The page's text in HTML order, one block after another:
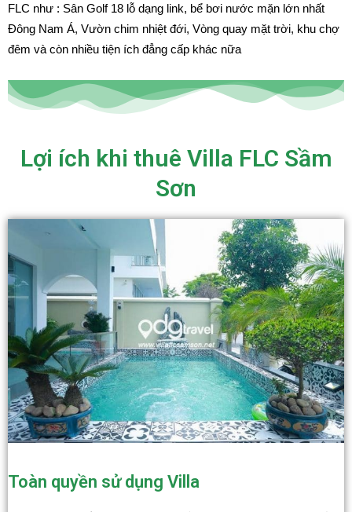
FLC như : Sân Golf 18 lỗ dạng link, bể bơi nước mặn lớn nhất
Đông Nam Á, Vườn chim nhiệt đới, Vòng quay mặt trời, khu chợ
đêm và còn nhiều tiện ích đẳng cấp khác nữa
Lợi ích khi thuê Villa FLC Sầm
Sơn
Toàn quyền sử dụng Villa